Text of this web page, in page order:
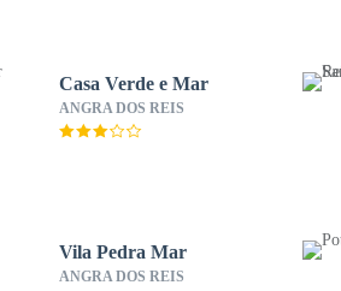
Casa Verde e Mar
ANGRA DOS REIS
Vila Pedra Mar
ANGRA DOS REIS